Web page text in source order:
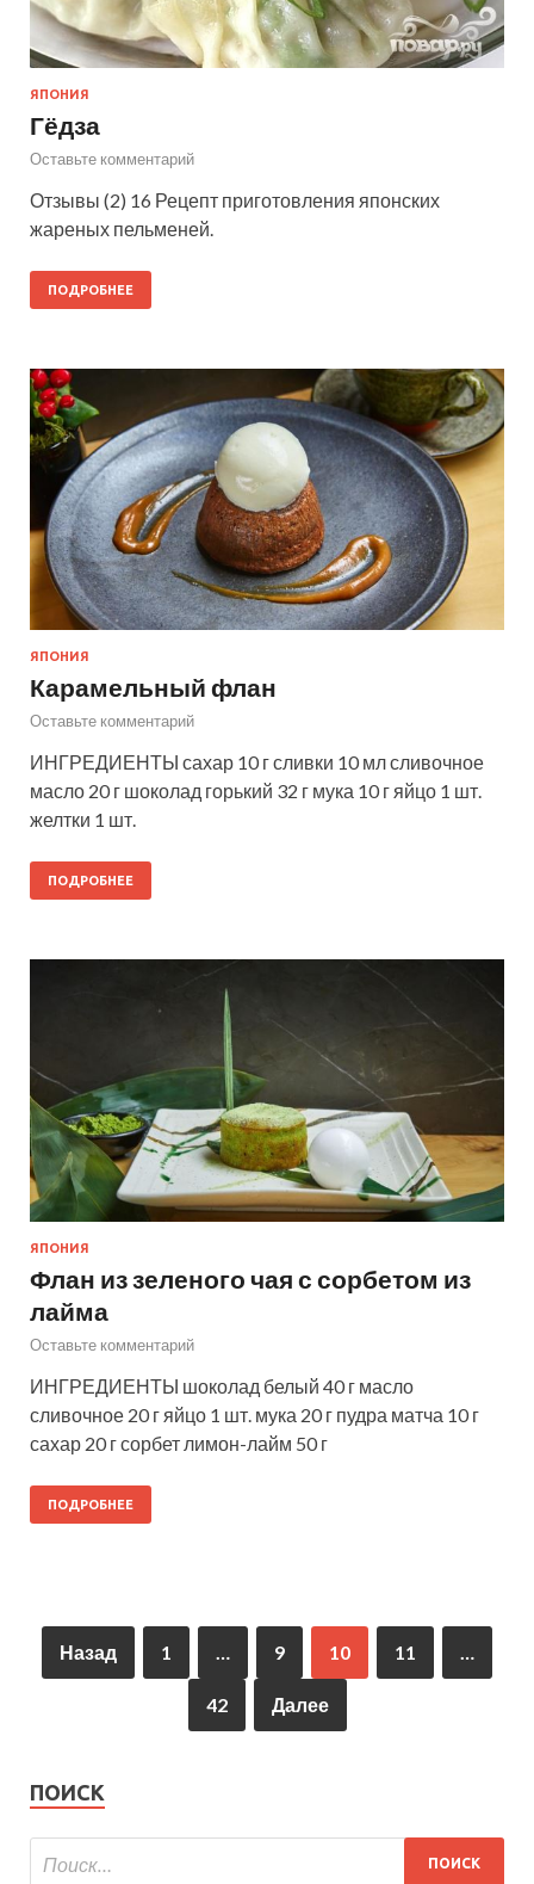
ЯПОНИЯ
Гёдза
Оставьте комментарий
Отзывы (2) 16 Рецепт приготовления японских
жареных пельменей.
ПОДРОБНЕЕ
ЯПОНИЯ
Карамельный флан
Оставьте комментарий
ИНГРЕДИЕНТЫ сахар 10 г сливки 10 мл сливочное
масло 20 г шоколад горький 32 г мука 10 г яйцо 1 шт.
желтки 1 шт.
ПОДРОБНЕЕ
ЯПОНИЯ
Флан из зеленого чая с сорбетом из
лайма
Оставьте комментарий
ИНГРЕДИЕНТЫ шоколад белый 40 г масло
сливочное 20 г яйцо 1 шт. мука 20 г пудра матча 10 г
сахар 20 г сорбет лимон-лайм 50 г
ПОДРОБНЕЕ
Назад 1 … 9 10 11 …
42 Далее
ПОИСК